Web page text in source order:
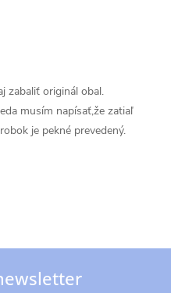
zabaliť originál obal.
musím napísať,že zatiaľ
je pekné prevedený.